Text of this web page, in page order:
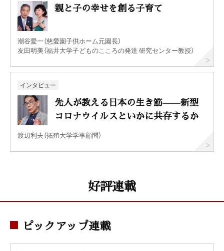
親と子の幸せを創る子育て
潮谷愛一（慈愛園子供ホーム元園長）
友田明美（福井大学子どものこころの発達 研究センター教授）
インタビュー
先人が教える日本の生き筋——新型
コロナウイルスといかに共存するか
渡辺利夫（拓殖大学学事顧問）
好評連載
ピックアップ連載